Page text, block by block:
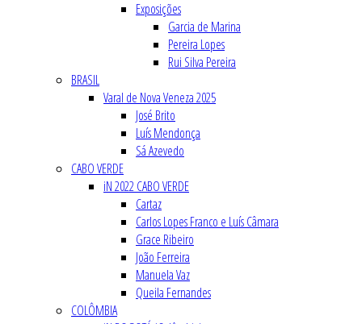
Exposições
Garcia de Marina
Pereira Lopes
Rui Silva Pereira
BRASIL
Varal de Nova Veneza 2025
José Brito
Luís Mendonça
Sá Azevedo
CABO VERDE
iN 2022 CABO VERDE
Cartaz
Carlos Lopes Franco e Luís Câmara
Grace Ribeiro
João Ferreira
Manuela Vaz
Queila Fernandes
COLÔMBIA